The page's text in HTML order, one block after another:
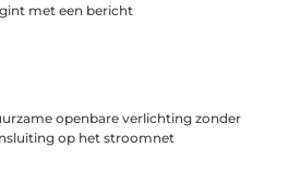
met een bericht
openbare verlichting zonder
op het stroomnet